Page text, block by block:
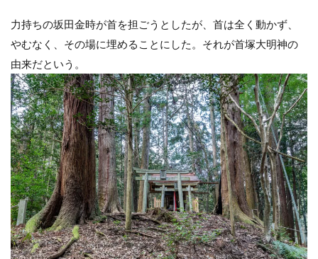
力持ちの坂田金時が首を担ごうとしたが、首は全く動かず、
やむなく、その場に埋めることにした。それが首塚大明神の
由来だという。